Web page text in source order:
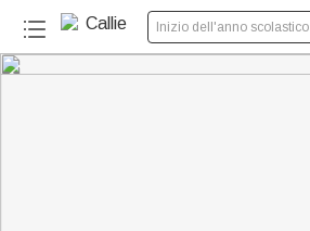
Inizio dell'anno scolastico